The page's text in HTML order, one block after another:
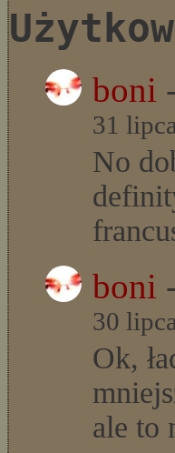
boni
31
No
boni
30
Ok,
ale to